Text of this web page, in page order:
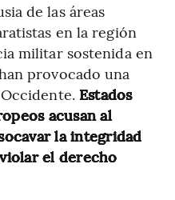
de las áreas
en la región
militar sostenida en
provocado una
Estados
acusan al
la integridad
el derecho